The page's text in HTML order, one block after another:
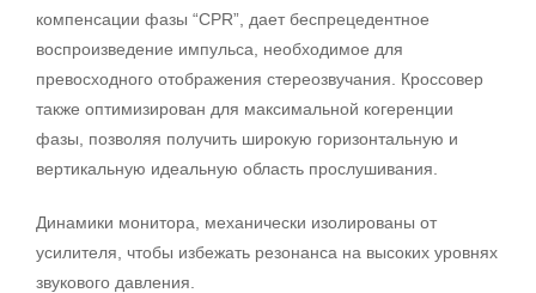
компенсации фазы “CPR”, дает беспрецедентное
воспроизведение импульса, необходимое для
превосходного отображения стереозвучания. Кроссовер
также оптимизирован для максимальной когеренции
фазы, позволяя получить широкую горизонтальную и
вертикальную идеальную область прослушивания.
Динамики монитора, механически изолированы от
усилителя, чтобы избежать резонанса на высоких уровнях
звукового давления.